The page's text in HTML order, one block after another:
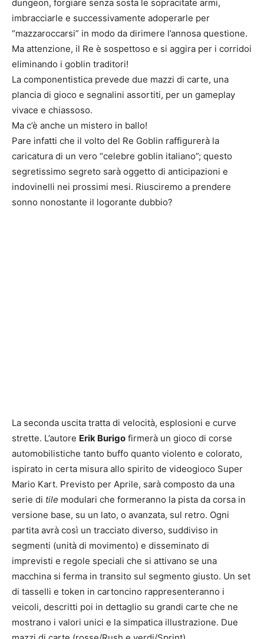
dungeon, forgiare senza sosta le sopracitate armi,
imbracciarle e successivamente adoperarle per
“mazzaroccarsi” in modo da dirimere l’annosa questione.
Ma attenzione, il Re è sospettoso e si aggira per i corridoi
eliminando i goblin traditori!
La componentistica prevede due mazzi di carte, una
plancia di gioco e segnalini assortiti, per un gameplay
vivace e chiassoso.
Ma c’è anche un mistero in ballo!
Pare infatti che il volto del Re Goblin raffigurerà la
caricatura di un vero “celebre goblin italiano”; questo
segretissimo segreto sarà oggetto di anticipazioni e
indovinelli nei prossimi mesi. Riusciremo a prendere
sonno nonostante il logorante dubbio?
La seconda uscita tratta di velocità, esplosioni e curve
strette. L’autore Erik Burigo firmerà un gioco di corse
automobilistiche tanto buffo quanto violento e colorato,
ispirato in certa misura allo spirito de videogioco Super
Mario Kart. Previsto per Aprile, sarà composto da una
serie di tile modulari che formeranno la pista da corsa in
versione base, su un lato, o avanzata, sul retro. Ogni
partita avrà così un tracciato diverso, suddiviso in
segmenti (unità di movimento) e disseminato di
imprevisti e regole speciali che si attivano se una
macchina si ferma in transito sul segmento giusto. Un set
di tasselli e token in cartoncino rappresenteranno i
veicoli, descritti poi in dettaglio su grandi carte che ne
mostrano i valori unici e la simpatica illustrazione. Due